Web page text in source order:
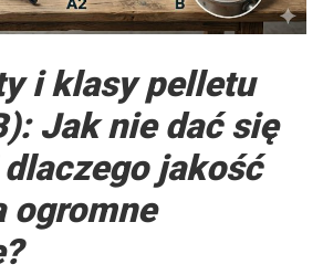
i klasy pelletu
Jak nie dać się
jakość
ogromne